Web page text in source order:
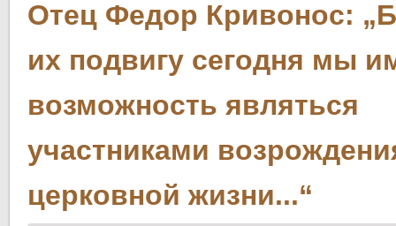
Отец Федор Кривонос:
их подвигу сегодня мы
возможность являться
участниками
церковной жизни...“